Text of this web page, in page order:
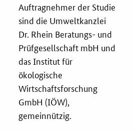
Services
Öffentliche Beschaffung
Toolbox
E-Learning
Auftragnehmer der Studie
sind die Umweltkanzlei
Dr. Rhein Beratungs- und
Prüfgesellschaft mbH und
das Institut für
ökologische
Wirtschaftsforschung
GmbH (IÖW),
gemeinnützig.